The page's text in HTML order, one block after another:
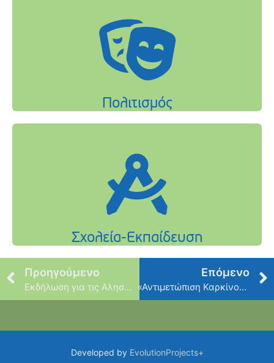
Προηγούμενο
Εκδήλωση για τις Αλησμόνητες Πατρίδες
Επόμενο
«Αντιμετώπιση Καρκίνου Ενδομητρίου»
Developed by EvolutionProjects+